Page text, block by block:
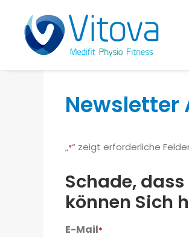
Newsletter
„*“ zeigt erforderliche
Schade,
können Sich
E-Mail*